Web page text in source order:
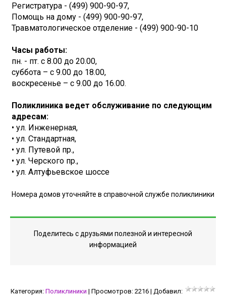
Регистратура - (499) 900-90-97,
Помощь на дому - (499) 900-90-97,
Травматологическое отделение - (499) 900-90-10
Часы работы:
пн. - пт. с 8.00 до 20.00,
суббота – с 9.00 до 18.00,
воскресенье – с 9.00 до 16.00.
Поликлиника ведет обслуживание по следующим
адресам:
• ул. Инженерная,
• ул. Стандартная,
• ул. Путевой пр.,
• ул. Черского пр.,
• ул. Алтуфьевское шоссе
Номера домов уточняйте в справочной службе поликлиники
Поделитесь с друзьями полезной и интересной
информацией
Категория: Поликлиники | Просмотров: 2216 | Добавил: